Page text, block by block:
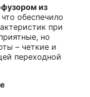
из
что обеспечило
при
но
– четкие и
переходной